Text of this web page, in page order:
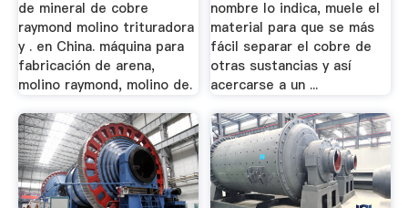
de mineral de cobre
raymond molino trituradora
y . en China. máquina para
fabricación de arena,
molino raymond, molino de.
nombre lo indica, muele el
material para que se más
fácil separar el cobre de
otras sustancias y así
acercarse a un ...